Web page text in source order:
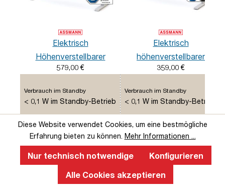
Elektrisch
Höhenverstellbarer
Familien Schreibtisch
579,00 €
Verbrauch im Standby
< 0,1 W im Standby-Betrieb
Verfügbare Breiten (in 200 mm
Schritten)
1200 - 1800 mm /
teleskopierbar von 1200 -
Anzahl Rohrpaare
Elektrisch
höhenverstellbarer
Schreibtisch Y-Line
359,00 €
Verbrauch im Standby
< 0,1 W im Standby-Betrieb
Verfügbare Breiten (in 200 mm
Schritten)
teleskopierbar von 1200 -
1800 mm
Anzahl Rohrpaare
Diese Website verwendet Cookies, um eine bestmögliche
Erfahrung bieten zu können. Mehr Informationen ...
Nur technisch notwendige
Konfigurieren
Alle Cookies akzeptieren